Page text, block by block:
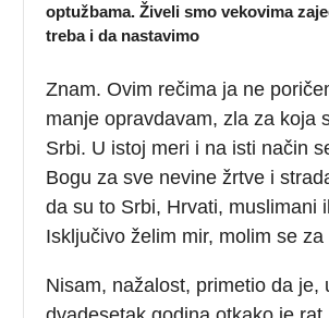
optužbama. Živeli smo vekovima
treba i da nastavimo
Znam. Ovim rečima ja ne
manje opravdavam, zla za koja
Srbi. U istoj meri i na isti način
Bogu za sve nevine žrtve i
da su to Srbi, Hrvati, muslimani
Isključivo želim mir, molim se za
Nisam, nažalost, primetio da je,